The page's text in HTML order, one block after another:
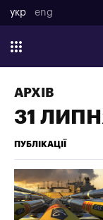
укр eng
АРХІВ
31
ПУБЛІКАЦІЇ